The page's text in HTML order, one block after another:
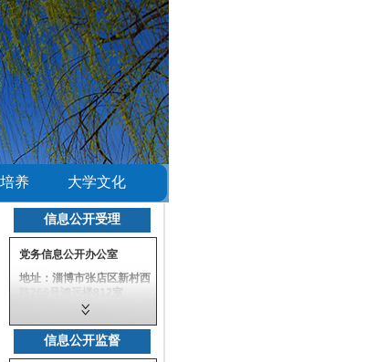
养 大学文化
信息公开受理
党务信息公开办公室
地址：淄博市张店区新村西
路266号鸿远楼812室
0533-2781976
邮政编码：255000
信息公开监督